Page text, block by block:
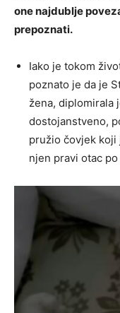
one najdublje
prepoznati.
Iako je tokom
poznato je da je
žena, diplomirala
dostojanstveno,
pružio čovjek
njen pravi otac